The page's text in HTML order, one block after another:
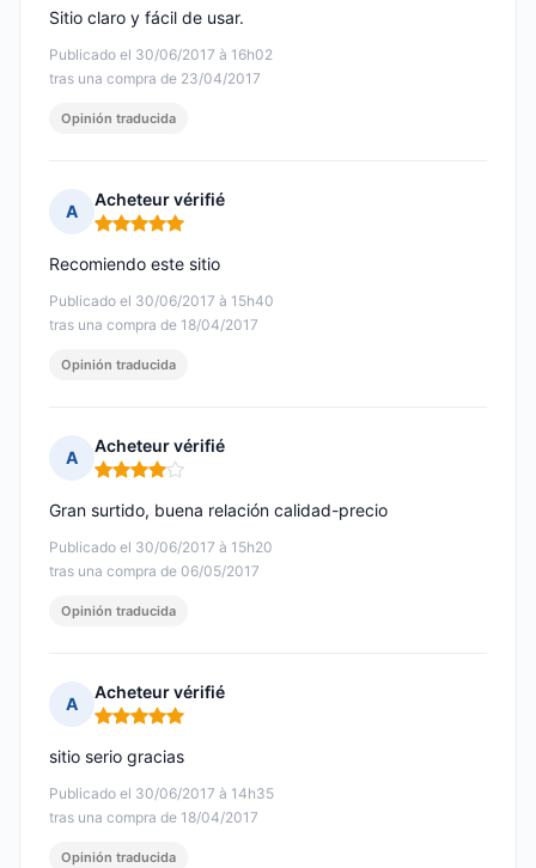
Publicado el 30/06/2017 à 16h02
tras una compra de 23/04/2017
Sitio claro y fácil de usar.
Opinión traducida
A
Acheteur vérifié
Nota: 5 de 5
Publicado el 30/06/2017 à 15h40
tras una compra de 18/04/2017
Recomiendo este sitio
Opinión traducida
A
Acheteur vérifié
Nota: 4 de 5
Publicado el 30/06/2017 à 15h20
tras una compra de 06/05/2017
Gran surtido, buena relación calidad-precio
Opinión traducida
A
Acheteur vérifié
Nota: 5 de 5
Publicado el 30/06/2017 à 14h35
tras una compra de 18/04/2017
sitio serio gracias
Opinión traducida